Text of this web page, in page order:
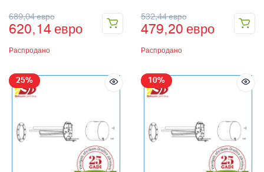
689,04евро
620,14 евро
Распродано
532,44евро
479,20 евро
Распродано
25% 10%